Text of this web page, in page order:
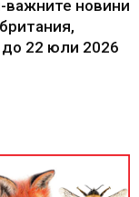
важните новини
до 22 юли 2026